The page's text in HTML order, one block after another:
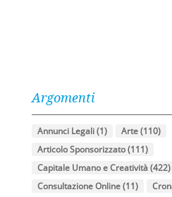
Argomenti
Annunci Legali(1) Arte(110)
Articolo Sponsorizzato(111)
Capitale Umano e Creatività(422)
Consultazione Online(11)